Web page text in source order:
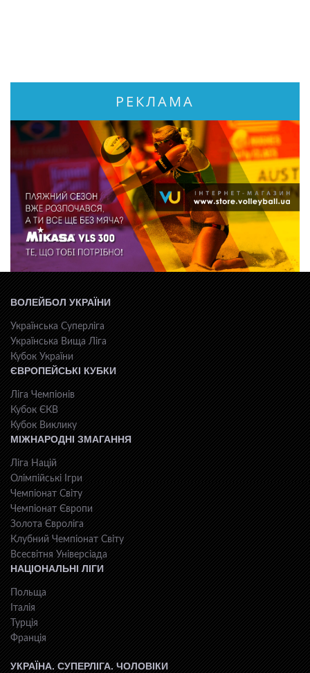
РЕКЛАМА
ВОЛЕЙБОЛ УКРАЇНИ
Українська Суперліга
Українська Вища Ліга
Кубок України
ЄВРОПЕЙСЬКІ КУБКИ
Ліга Чемпіонів
Кубок ЄКВ
Кубок Виклику
МІЖНАРОДНІ ЗМАГАННЯ
Ліга Націй
Олімпійські Ігри
Чемпіонат Світу
Чемпіонат Європи
Золота Євроліга
Клубний Чемпіонат Світу
Всесвiтня Унiверсiaда
НАЦІОНАЛЬНІ ЛІГИ
Польща
Італія
Турція
Франція
УКРАЇНА. СУПЕРЛІГА. ЧОЛОВІКИ